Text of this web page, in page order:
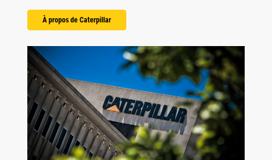
À propos de Caterpillar